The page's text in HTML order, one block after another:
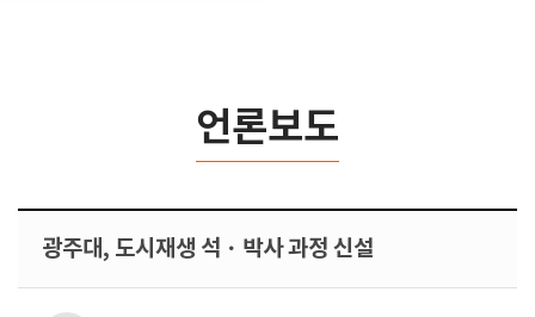
언론보도
광주대, 도시재생 석ㆍ박사 과정 신설